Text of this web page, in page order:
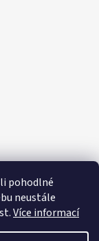
pohodlné
neustále
Více informací